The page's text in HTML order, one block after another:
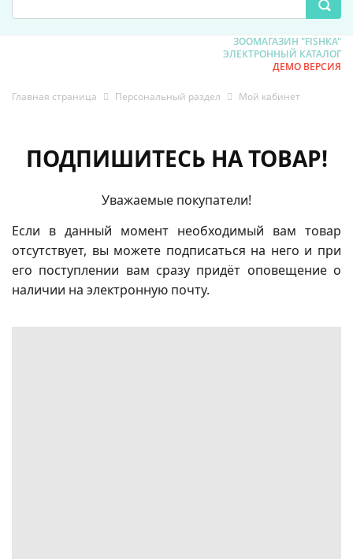
ЗООМАГАЗИН "FISHKA"
ЭЛЕКТРОННЫЙ КАТАЛОГ
ДЕМО ВЕРСИЯ
Главная страница Персональный раздел Мой кабинет
ПОДПИШИТЕСЬ НА ТОВАР!
Уважаемые покупатели!
Если в данный момент необходимый вам товар
отсутствует, вы можете подписаться на него и при
его поступлении вам сразу придёт оповещение о
наличии на электронную почту.